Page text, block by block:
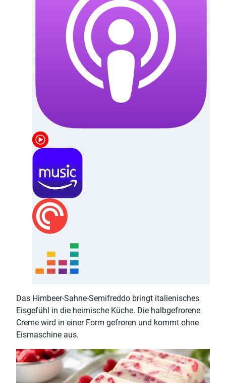
Das Himbeer-Sahne-Semifreddo bringt italienisches
Eisgefühl in die heimische Küche. Die halbgefrorene
Creme wird in einer Form gefroren und kommt ohne
Eismaschine aus.